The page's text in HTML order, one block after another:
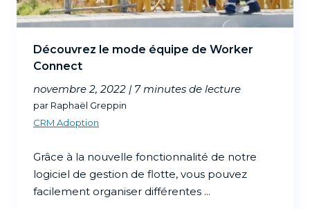
Découvrez le mode équipe de Worker
Connect
novembre 2, 2022 | 7 minutes de lecture
par Raphaël Greppin
CRM Adoption
Grâce à la nouvelle fonctionnalité de notre
logiciel de gestion de flotte, vous pouvez
facilement organiser différentes ...